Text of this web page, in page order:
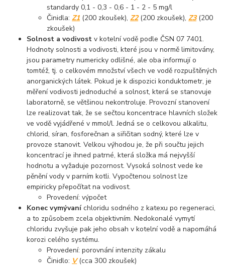
standardy 0,1 - 0,3 - 0,6 - 1 - 2 - 5 mg/l
Činidla:Z1 (200 zkoušek),Z2 (200 zkoušek),Z3(200
zkoušek)
Solnost a vodivostv kotelní vodě podle ČSN 07 7401.
Hodnoty solnosti a vodivosti, které jsou v normě limitovány,
jsou parametry numericky odlišné, ale oba informují o
tomtéž, tj. o celkovém množství všech ve vodě rozpuštěných
anorganických látek. Pokud je k dispozici konduktometr, je
měření vodivosti jednoduché a solnost, která se stanovuje
laboratorně, se většinou nekontroluje. Provozní stanovení
lze realizovat tak, že se sečtou koncentrace hlavních složek
ve vodě vyjádřené v mmol/l. Jedná se o celkovou alkalitu,
chlorid, síran, fosforečnan a siřičitan sodný, které lze v
provoze stanovit. Velkou výhodou je, že při součtu jejich
koncentrací je ihned patrné, která složka má nejvyšší
hodnotu a vyžaduje pozornost. Vysoká solnost vede ke
pěnění vody v parním kotli. Vypočtenou solnost lze
empiricky přepočítat na vodivost.
Provedení: výpočet
Konec vymývaníchloridu sodného z katexu po regeneraci,
a to způsobem zcela objektivním. Nedokonalé vymytí
chloridu zvyšuje pak jeho obsah v kotelní vodě a napomáhá
korozi celého systému.
Provedení: porovnání intenzity zákalu
Činidlo: V(cca 300 zkoušek)